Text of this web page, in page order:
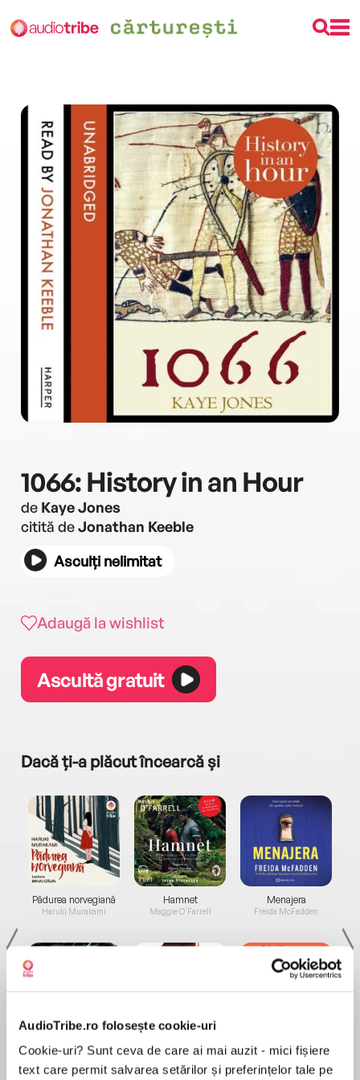
AudioTribe.ro folosește cookie-uri
Cookie-uri? Sunt ceva de care ai mai auzit - mici fișiere
text care permit salvarea setărilor și preferințelor tale pe
1066: History in an Hour
de Kaye Jones
citită deJonathan Keeble
Asculți nelimitat
Adaugă la wishlist
Ascultă gratuit
Dacă ți-a plăcut încearcă și
Pădurea norvegiană
Haruki Murakami
Elita de Argint (Elita
de...
Hamnet
Maggie O'Farrell
Diavolul se îmbracă de
la...
Menajera
Freida McFadden
Migdală
Sohn Won-pyung